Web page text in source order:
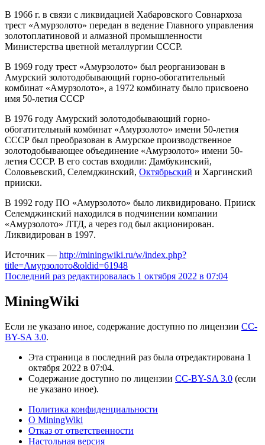
В 1966 г. в связи с ликвидацией Хабаровского Совнархоза
трест «Амурзолото» передан в ведение Главного управления
золотоплатиновой и алмазной промышленности
Министерства цветной металлургии СССР.
В 1969 году трест «Амурзолото» был реорганизован в
Амурский золотодобывающий горно-обогатительный
комбинат «Амурзолото», а 1972 комбинату было присвоено
имя 50-летия СССР
В 1976 году Амурский золотодобывающий горно-
обогатительный комбинат «Амурзолото» имени 50-летия
СССР был преобразован в Амурское производственное
золотодобывающее объединение «Амурзолото» имени 50-
летия СССР. В его состав входили: Дамбукинский,
Соловьевский, Селемджинский, Октябрьский и Харгинский
прииски.
В 1992 году ПО «Амурзолото» было ликвидировано. Прииск
Селемджинский находился в подчинении компании
«Амурзолото» ЛТД, а через год был акционирован.
Ликвидирован в 1997.
Источник — http://miningwiki.ru/w/index.php?
title=Амурзолото&oldid=61948
Последний раз редактировалась 1 октября 2022 в 07:04
MiningWiki
Если не указано иное, содержание доступно по лицензии CC-
BY-SA 3.0.
Эта страница в последний раз была отредактирована 1
октября 2022 в 07:04.
Содержание доступно по лицензии CC-BY-SA 3.0 (если
не указано иное).
Политика конфиденциальности
О MiningWiki
Отказ от ответственности
Настольная версия